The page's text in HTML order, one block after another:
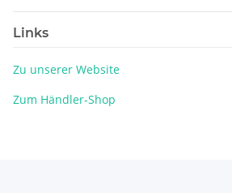
Links
Zu unserer Website
Zum Händler-Shop